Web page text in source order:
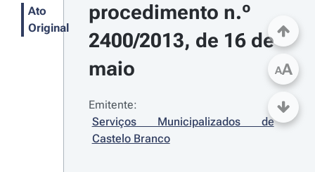
Ato
Original
procedimento n.º
2400/2013, de 16 de
maio
Emitente:
Serviços Municipalizados de
Castelo Branco
AA